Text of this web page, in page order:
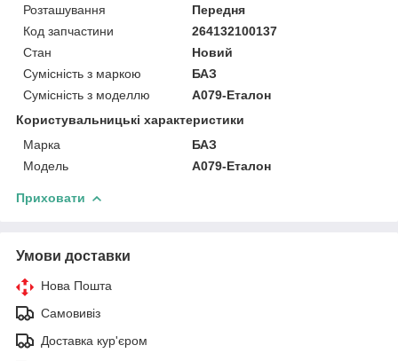
Розташування
Передня
Код запчастини
264132100137
Стан
Новий
Сумісність з маркою
БАЗ
Сумісність з моделлю
А079-Еталон
Користувальницькі характеристики
Марка
БАЗ
Модель
А079-Еталон
Приховати
Умови доставки
Нова Пошта
Самовивіз
Доставка кур'єром